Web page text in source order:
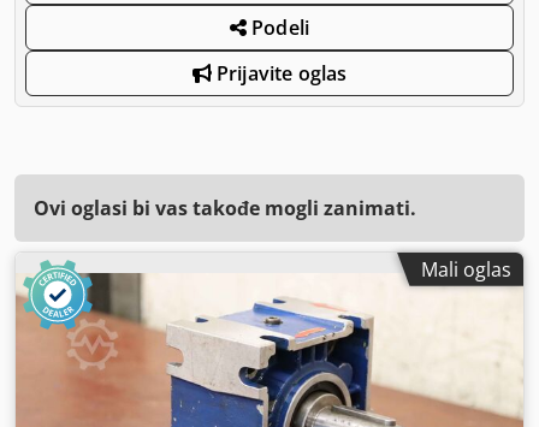
Podeli
Prijavite oglas
Ovi oglasi bi vas takođe mogli zanimati.
Mali oglas